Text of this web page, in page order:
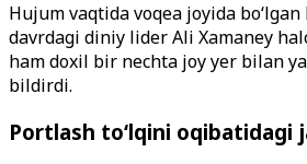
Hujum vaqtida voqea joyida bo‘lgan
davrdagi diniy lider Ali Xamaney
ham doxil bir nechta joy yer bilan
bildirdi.
Portlash to‘lqini oqibatidagi